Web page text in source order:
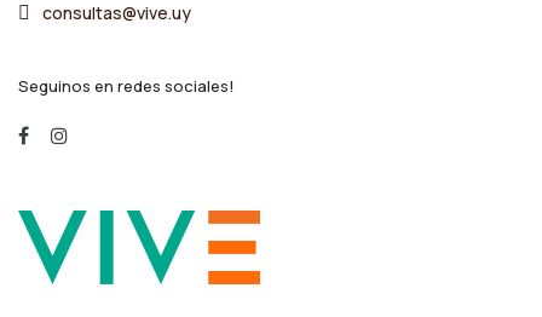
consultas@vive.uy
Seguinos en redes sociales!